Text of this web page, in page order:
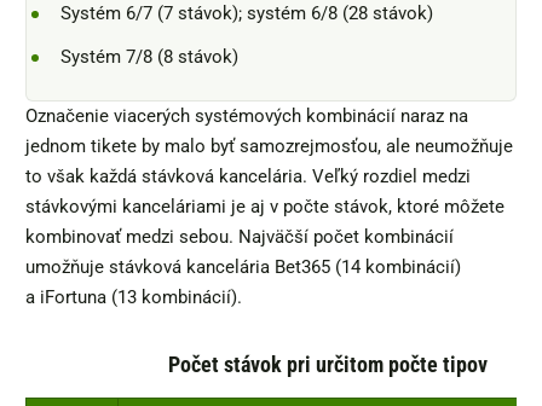
Systém 6/7 (7 stávok); systém 6/8 (28 stávok)
Systém 7/8 (8 stávok)
Označenie viacerých systémových kombinácií naraz na
jednom tikete by malo byť samozrejmosťou, ale neumožňuje
to však každá stávková kancelária. Veľký rozdiel medzi
stávkovými kanceláriami je aj v počte stávok, ktoré môžete
kombinovať medzi sebou. Najväčší počet kombinácií
umožňuje stávková kancelária Bet365 (14 kombinácií)
a iFortuna (13 kombinácií).
Počet stávok pri určitom počte tipov